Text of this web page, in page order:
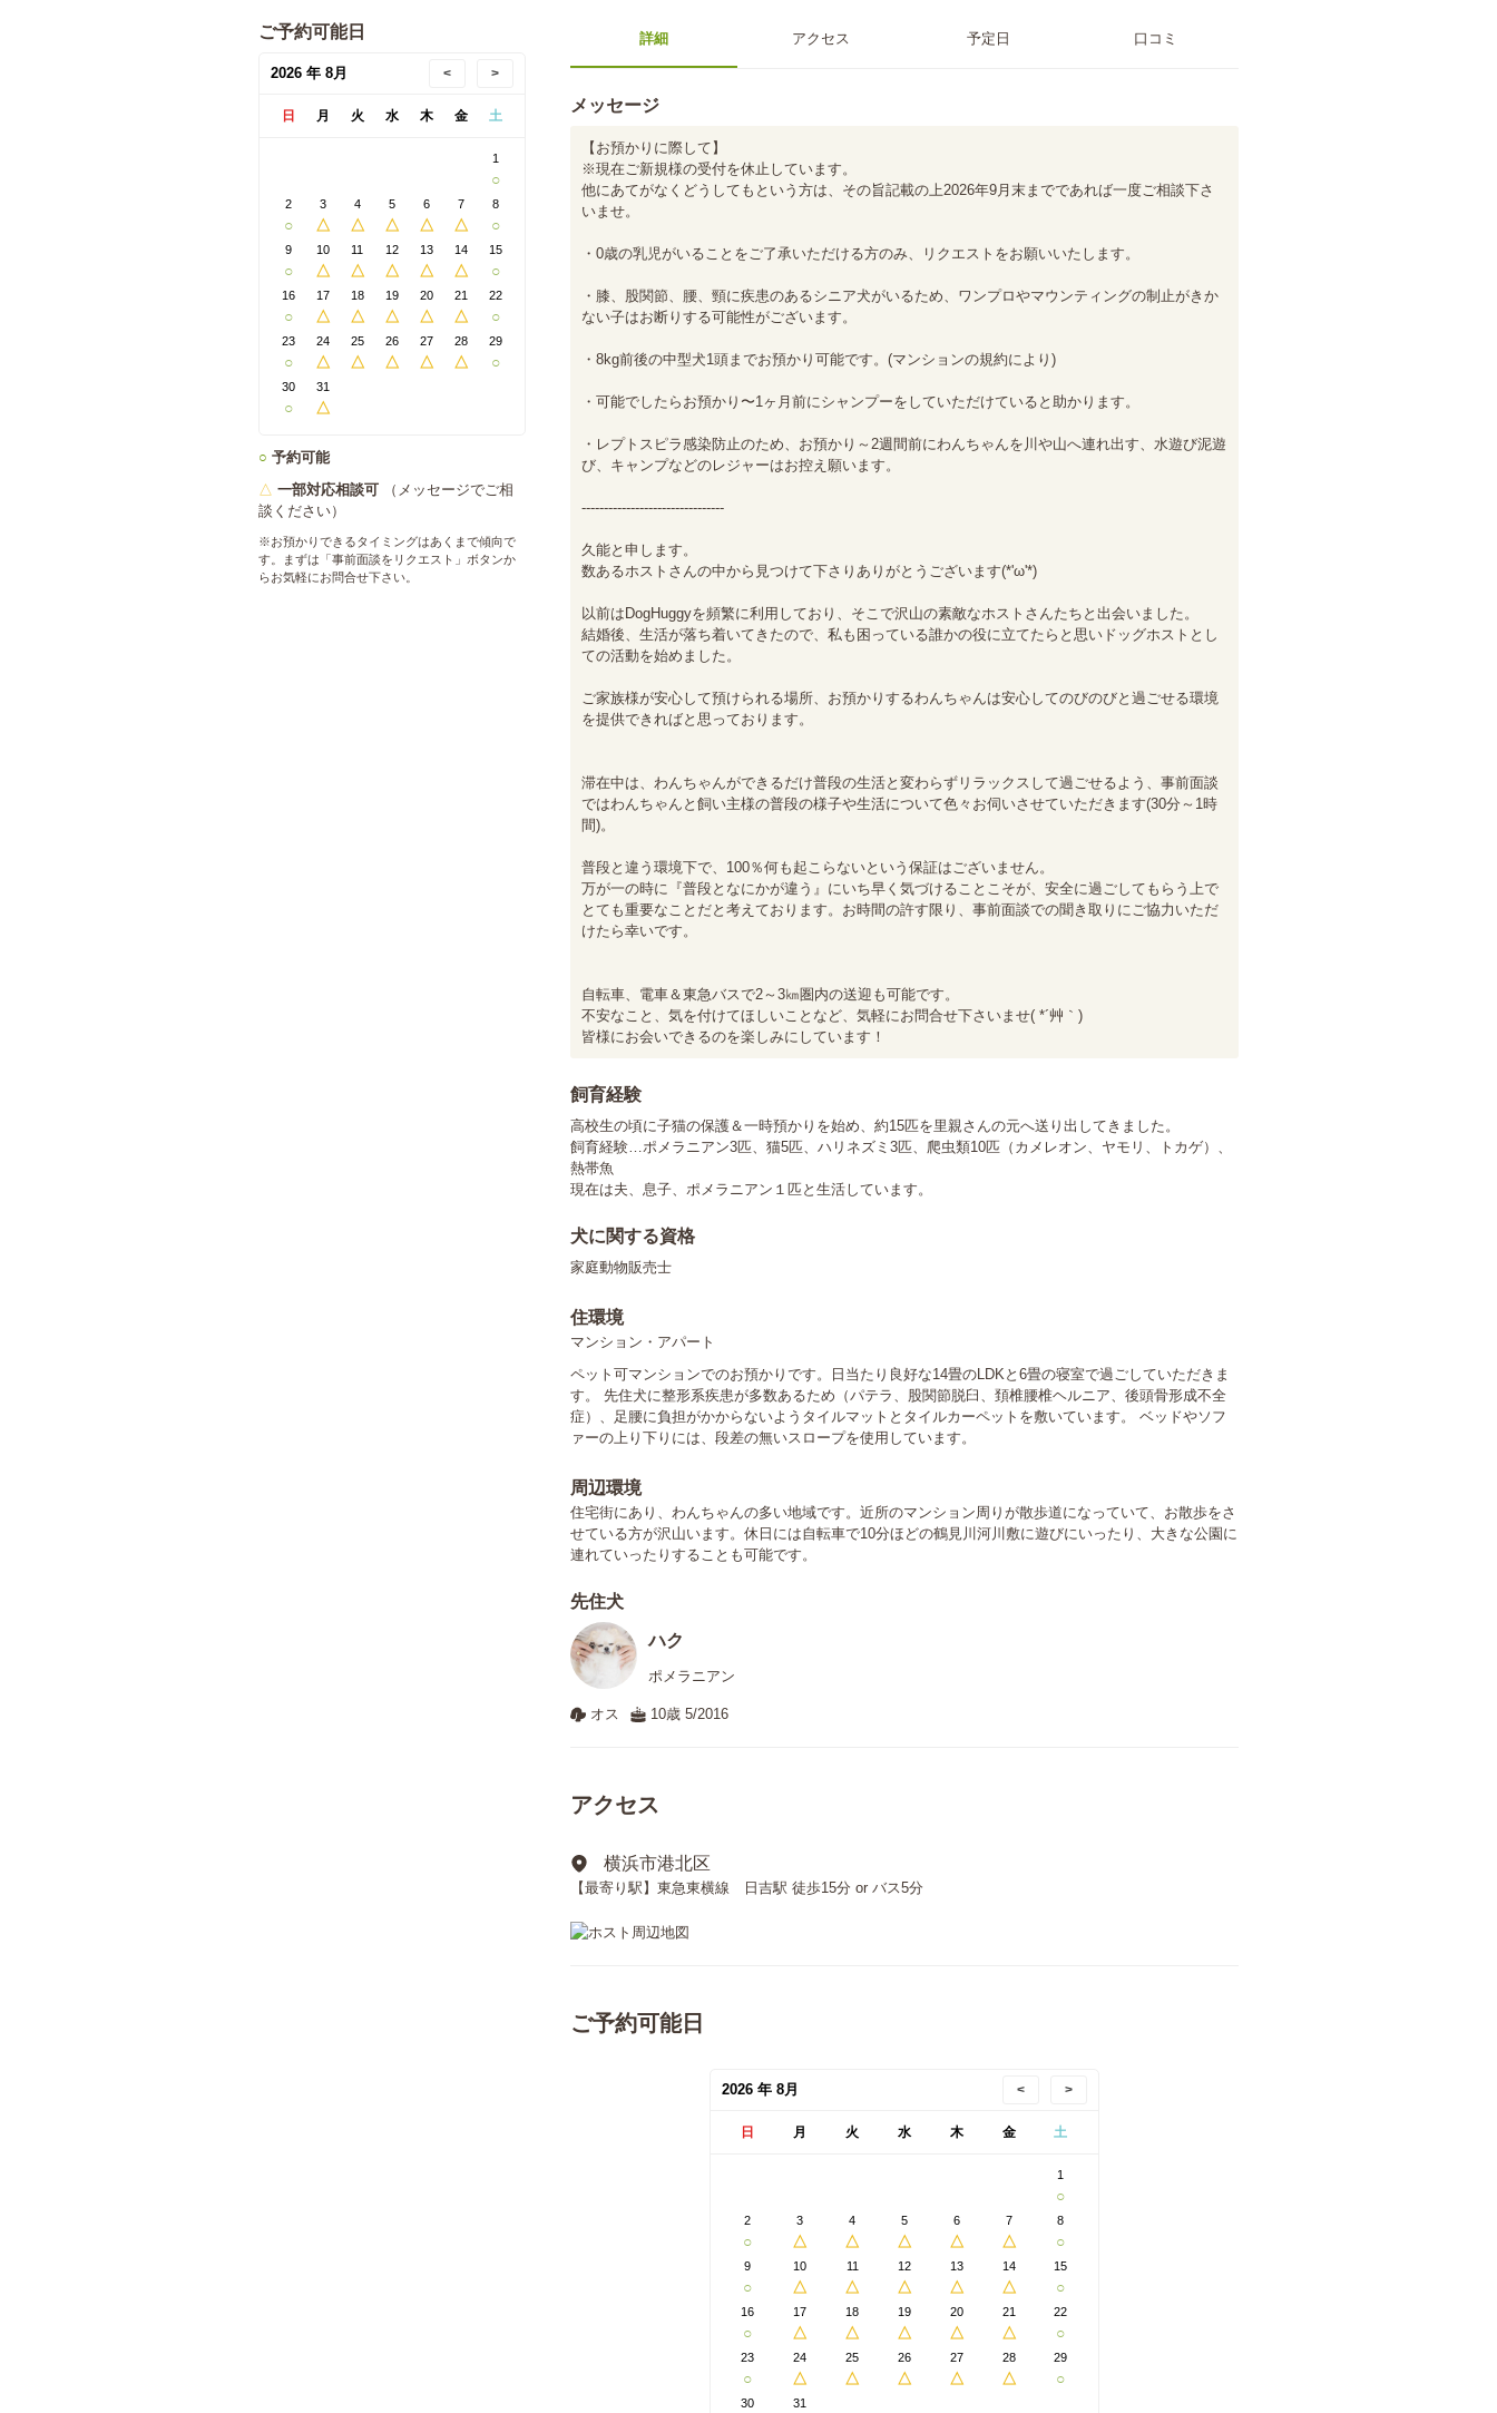
ご予約可能日
2026 年 8月 < >
日 月 火 水 木 金 土
1
○
2
○
3
△
4
△
5
△
6
△
7
△
8
○
9
○
10
△
11
△
12
△
13
△
14
△
15
○
16
○
17
△
18
△
19
△
20
△
21
△
22
○
23
○
24
△
25
△
26
△
27
△
28
△
29
○
30
○
31
△
○ 予約可能
△ 一部対応相談可
（メッセージでご相
談ください）
※お預かりできるタイミングはあくまで傾向で
す。まずは「事前面談をリクエスト」ボタンか
らお気軽にお問合せ下さい。
詳細 アクセス 予定日 口コミ
メッセージ
【お預かりに際して】
※現在ご新規様の受付を休止しています。
他にあてがなくどうしてもという方は、その旨記載の上2026年9月末までであれば一度ご相談下さ
いませ。
・0歳の乳児がいることをご了承いただける方のみ、リクエストをお願いいたします。
・膝、股関節、腰、頸に疾患のあるシニア犬がいるため、ワンプロやマウンティングの制止がきか
ない子はお断りする可能性がございます。
・8kg前後の中型犬1頭までお預かり可能です。(マンションの規約により)
・可能でしたらお預かり〜1ヶ月前にシャンプーをしていただけていると助かります。
・レプトスピラ感染防止のため、お預かり～2週間前にわんちゃんを川や山へ連れ出す、水遊び泥遊
び、キャンプなどのレジャーはお控え願います。
--------------------------------
久能と申します。
数あるホストさんの中から見つけて下さりありがとうございます(*'ω'*)
以前はDogHuggyを頻繁に利用しており、そこで沢山の素敵なホストさんたちと出会いました。
結婚後、生活が落ち着いてきたので、私も困っている誰かの役に立てたらと思いドッグホストとし
ての活動を始めました。
ご家族様が安心して預けられる場所、お預かりするわんちゃんは安心してのびのびと過ごせる環境
を提供できればと思っております。
滞在中は、わんちゃんができるだけ普段の生活と変わらずリラックスして過ごせるよう、事前面談
ではわんちゃんと飼い主様の普段の様子や生活について色々お伺いさせていただきます(30分～1時
間)。
普段と違う環境下で、100％何も起こらないという保証はございません。
万が一の時に『普段となにかが違う』にいち早く気づけることこそが、安全に過ごしてもらう上で
とても重要なことだと考えております。お時間の許す限り、事前面談での聞き取りにご協力いただ
けたら幸いです。
自転車、電車＆東急バスで2～3㎞圏内の送迎も可能です。
不安なこと、気を付けてほしいことなど、気軽にお問合せ下さいませ( *´艸｀)
皆様にお会いできるのを楽しみにしています！
飼育経験
高校生の頃に子猫の保護＆一時預かりを始め、約15匹を里親さんの元へ送り出してきました。
飼育経験…ポメラニアン3匹、猫5匹、ハリネズミ3匹、爬虫類10匹（カメレオン、ヤモリ、トカゲ）、
熱帯魚
現在は夫、息子、ポメラニアン１匹と生活しています。
犬に関する資格
家庭動物販売士
住環境
マンション・アパート
ペット可マンションでのお預かりです。日当たり良好な14畳のLDKと6畳の寝室で過ごしていただきま
す。 先住犬に整形系疾患が多数あるため（パテラ、股関節脱臼、頚椎腰椎ヘルニア、後頭骨形成不全
症）、足腰に負担がかからないようタイルマットとタイルカーペットを敷いています。 ベッドやソフ
ァーの上り下りには、段差の無いスロープを使用しています。
周辺環境
住宅街にあり、わんちゃんの多い地域です。近所のマンション周りが散歩道になっていて、お散歩をさ
せている方が沢山います。休日には自転車で10分ほどの鶴見川河川敷に遊びにいったり、大きな公園に
連れていったりすることも可能です。
先住犬
ハク
ポメラニアン
オス 10歳 5/2016
アクセス
横浜市港北区
【最寄り駅】東急東横線 日吉駅 徒歩15分 or バス5分
ご予約可能日
2026 年 8月 < >
日 月 火 水 木 金 土
1
○
2
○
3
△
4
△
5
△
6
△
7
△
8
○
9
○
10
△
11
△
12
△
13
△
14
△
15
○
16
○
17
△
18
△
19
△
20
△
21
△
22
○
23
○
24
△
25
△
26
△
27
△
28
△
29
○
30 31